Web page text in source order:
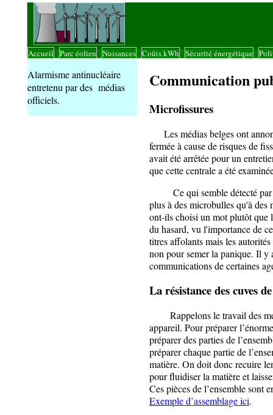
Accueil Parc éolien Nuisances Coûts kWh Sécurité énergétique
Alarmisme antinucléaire
entretenu par des médias
officiels.
Communication
Microfissures
Les médias belges ont
fermée à cause de risques de
avait été arrêtée pour un
que cette centrale a été
Ce qui semble détecté par
plus à des microbulles qu'à des
ont-ils choisi un mot plutôt que
du hasard, vu l'importance de
titres affolants mais les
non pour semer la panique. Il y
communications de certaines
La résistance des cuves
Rappelons le travail des
appareil. Pour préparer
préparer des parties de
préparer chaque partie de
matière. On doit donc recuire
pour fluidiser la matière et
Ces pièces de l’ensemble sont
Exemple d’assemblage ici.